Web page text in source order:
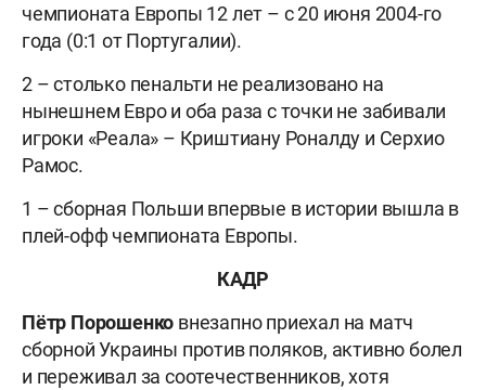
чемпионата Европы 12 лет – с 20 июня 2004-го
года (0:1 от Португалии).
2 – столько пенальти не реализовано на
нынешнем Евро и оба раза с точки не забивали
игроки «Реала» – Криштиану Роналду и Серхио
Рамос.
1 – сборная Польши впервые в истории вышла в
плей-офф чемпионата Европы.
КАДР
Пётр Порошенко внезапно приехал на матч
сборной Украины против поляков, активно болел
и переживал за соотечественников, хотя